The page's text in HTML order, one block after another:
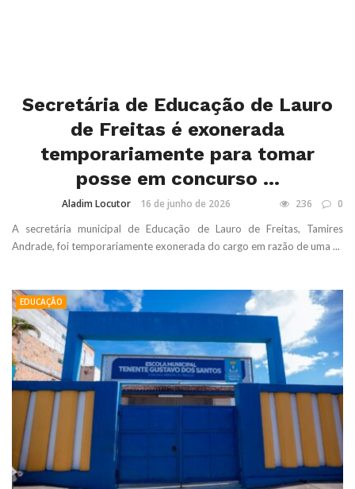
Secretária de Educação de Lauro
de Freitas é exonerada
temporariamente para tomar
posse em concurso ...
Aladim Locutor 16 de junho de 2026 236 0
A secretária municipal de Educação de Lauro de Freitas, Tamires
Andrade, foi temporariamente exonerada do cargo em razão de uma ...
EDUCAÇÃO